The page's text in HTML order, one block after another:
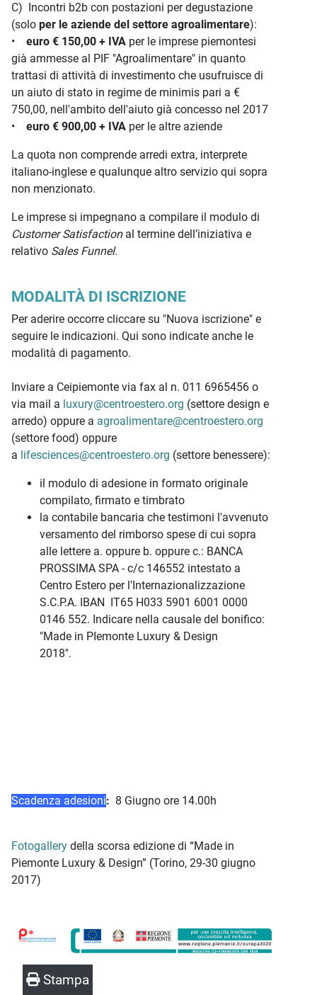
C) Incontri b2b con postazioni per degustazione
(solo per le aziende del settore agroalimentare):
• euro € 150,00 + IVA per le imprese piemontesi
già ammesse al PIF "Agroalimentare" in quanto
trattasi di attività di investimento che usufruisce di
un aiuto di stato in regime de minimis pari a €
750,00, nell'ambito dell'aiuto già concesso nel 2017
• euro € 900,00 + IVA per le altre aziende
La quota non comprende arredi extra, interprete
italiano-inglese e qualunque altro servizio qui sopra
non menzionato.
Le imprese si impegnano a compilare il modulo di
Customer Satisfactional termine dell’iniziativa e
relativo Sales Funnel.
MODALITÀ DI ISCRIZIONE
Per aderire occorre cliccare su "Nuova iscrizione" e
seguire le indicazioni. Qui sono indicate anche le
modalità di pagamento.
Inviare a Ceipiemonte via fax al n. 011 6965456 o
via mail a luxury@centroestero.org (settore design e
arredo) oppure a agroalimentare@centroestero.org
(settore food) oppure
a lifesciences@centroestero.org (settore benessere):
il modulo di adesione in formato originale
compilato, firmato e timbrato
la contabile bancaria che testimoni l'avvenuto
versamento del rimborso spese di cui sopra
alle lettere a. oppure b. oppure c.: BANCA
PROSSIMA SPA - c/c 146552 intestato a
Centro Estero per l'Internazionalizzazione
S.C.P.A. IBAN IT65 H033 5901 6001 0000
0146 552. Indicare nella causale del bonifico:
"Made in PIemonte Luxury & Design
2018".
Scadenza adesioni: 8 Giugno ore 14.00h
Fotogallery della scorsa edizione di “Made in
Piemonte Luxury & Design” (Torino, 29-30 giugno
2017)
Stampa